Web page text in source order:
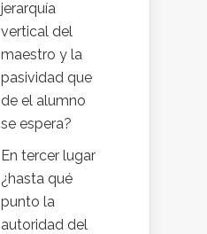
jerarquía
vertical del
maestro y la
pasividad que
de el alumno
se espera?
En tercer lugar
¿hasta qué
punto la
autoridad del